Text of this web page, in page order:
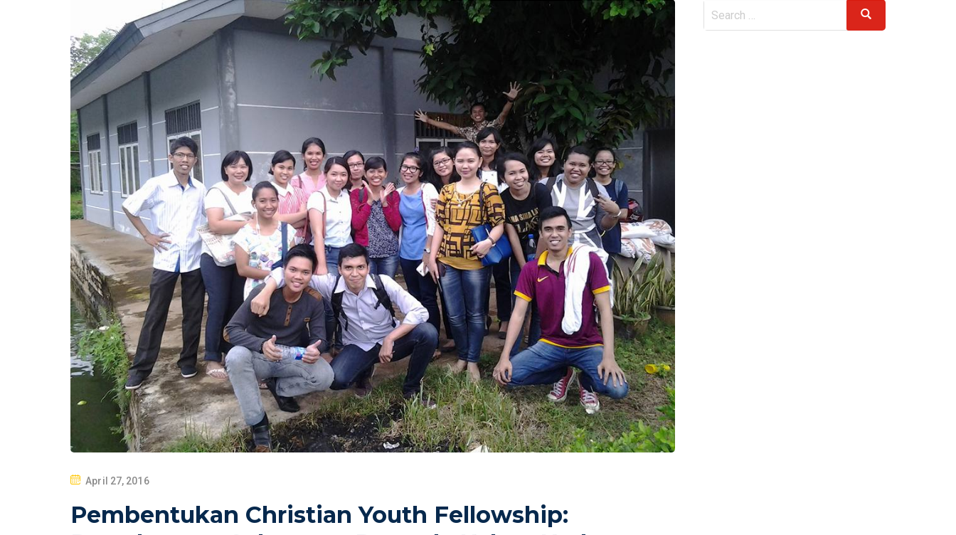
P
S
April 27, 2016
Pembentukan Christian Youth Fellowship:
Search
for:
Search